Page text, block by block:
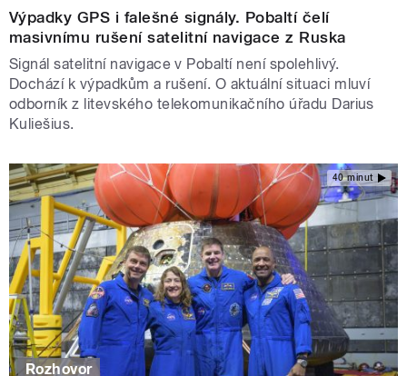
Výpadky GPS i falešné signály. Pobaltí čelí
masivnímu rušení satelitní navigace z Ruska
Signál satelitní navigace v Pobaltí není spolehlivý.
Dochází k výpadkům a rušení. O aktuální situaci mluví
odborník z litevského telekomunikačního úřadu Darius
Kuliešius.
40 minut
Rozhovor